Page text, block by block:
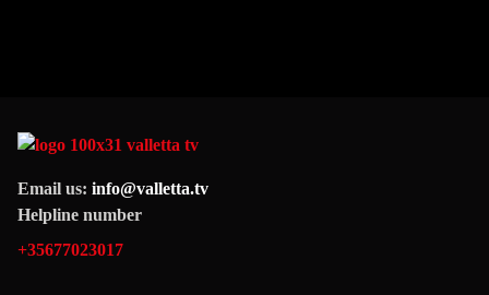
Email us: info@valletta.tv
Helpline number
+35677023017